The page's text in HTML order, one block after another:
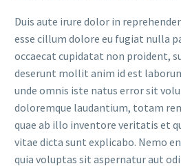
Duis aute irure dolor in
esse cillum dolore eu fugiat nulla
occaecat cupidatat non proident,
deserunt mollit anim id est
unde omnis iste natus error sit
doloremque laudantium, totam
quae ab illo inventore veritatis et
vitae dicta sunt explicabo. Nemo
quia voluptas sit aspernatur aut